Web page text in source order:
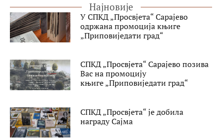
Најновије
У СПКД „Просвјета“ Сарајево
одржана промоција књиге
„Приповиједати град“
СПКД „Просвјета“ Сарајево позива
Вас на промоцију
књиге „Приповиједати град“
СПКД „Просвјета“ је добила
награду Сајма